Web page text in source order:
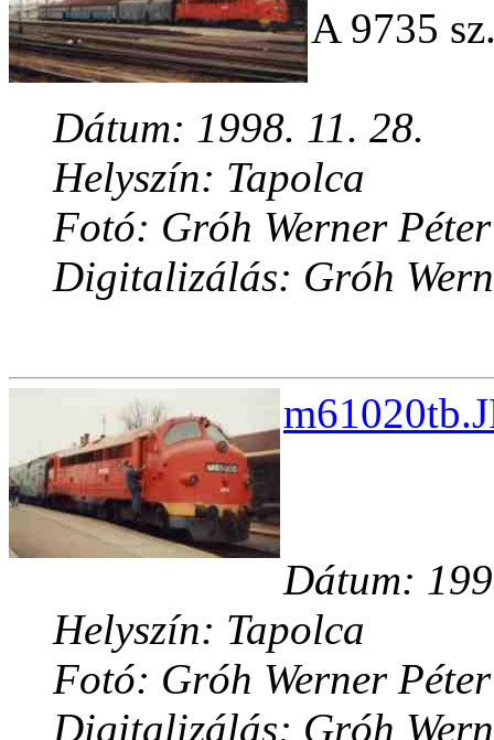
A 9735
Dátum: 1998. 11. 28.
Helyszín: Tapolca
Fotó: Gróh Werner Péter
Digitalizálás: Gróh
Dátum:
Helyszín: Tapolca
Fotó: Gróh Werner Péter
Digitalizálás: Gróh